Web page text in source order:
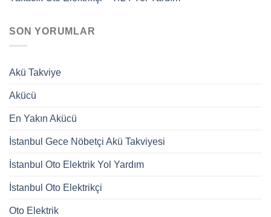
SON YORUMLAR
Akü Takviye
Akücü
En Yakın Akücü
İstanbul Gece Nöbetçi Akü Takviyesi
İstanbul Oto Elektrik Yol Yardım
İstanbul Oto Elektrikçi
Oto Elektrik